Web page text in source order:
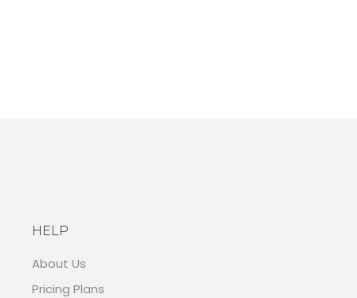
HELP
About Us
Pricing Plans